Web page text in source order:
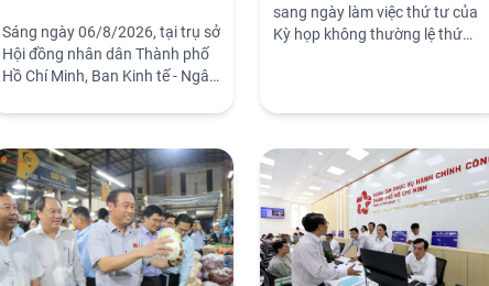
DỰ KIẾN TRÌNH KỲ HỌP THỨ
TƯ HĐND THÀNH PHỐ
Sáng ngày 06/8/2026, tại trụ sở
Hội đồng nhân dân Thành phố
Hồ Chí Minh, Ban Kinh tế - Ngân
phố tổ chức phiên họp khảo sát
chính - ngân sách do Sở Tài
chính tham mưu Ủy ban nhân
dân Thành phố dự kiến trình Hội
đồng nhân dân Thành phố xem
xét, thông qua tại Kỳ họp thứ
tư. Phiên khảo sát do đồng chí
sang ngày làm việc thứ tư của
Kỳ họp không thường lệ thứ
thành phố Bắc Ninh.